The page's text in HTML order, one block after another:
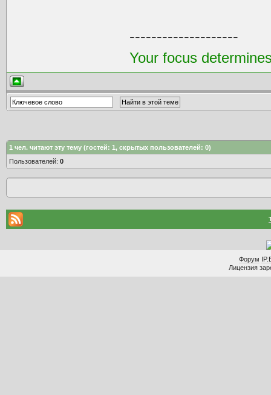
--------------------
Your focus
1 чел. читают эту тему (гостей: 1, скрытых пользователей: 0)
Пользователей: 0
Форум
Лицензия